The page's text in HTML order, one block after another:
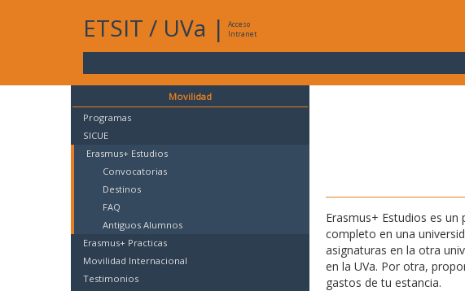
ETSIT / UVa |
Acceso
Intranet
Movilidad
Programas
SICUE
Erasmus+ Estudios
Convocatorias
Destinos
FAQ
Antiguos Alumnos
Erasmus+ Practicas
Movilidad Internacional
Testimonios
Erasmus+ Estudios es
completo en una
asignaturas en la otra
en la UVa. Por otra,
gastos de tu estancia.